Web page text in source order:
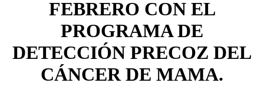
FEBRERO CON EL
PROGRAMA DE
DETECCIÓN PRECOZ DEL
CÁNCER DE MAMA.